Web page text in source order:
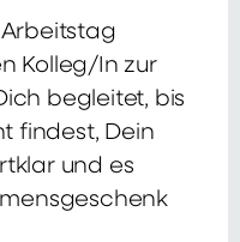
Kolleg/In zur
begleitet, bis
findest, Dein
und es